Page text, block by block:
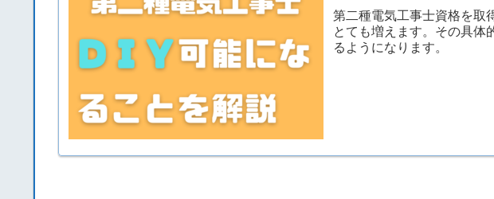
第二種電気工事士資格を取
とても増えます。その具体
るようになります。